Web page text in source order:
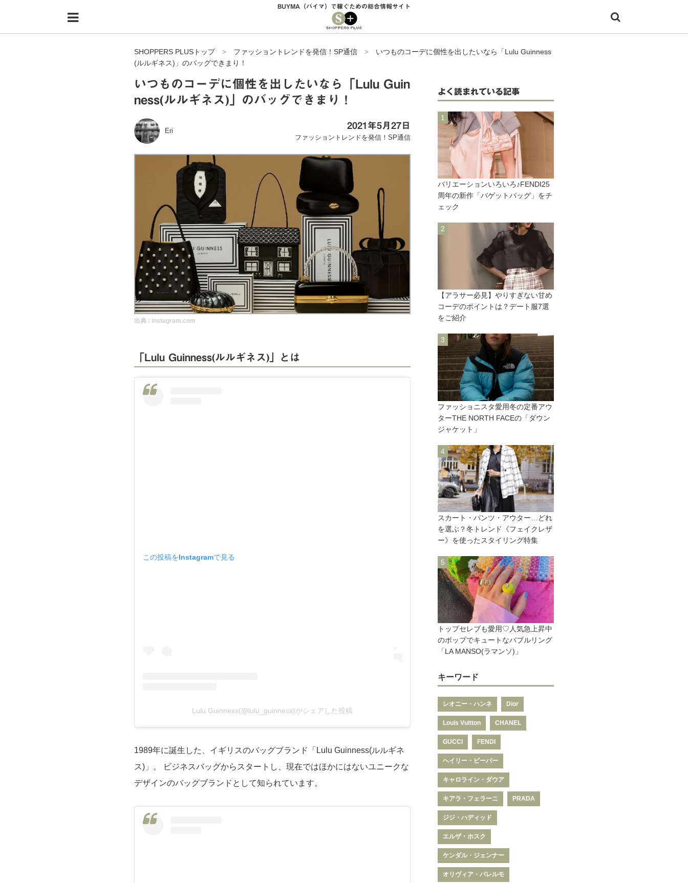
HOME
無在庫で自由気ままに稼ぐ！バイマ実践記
バイマ活動の疑問に売れっ子現役バイヤーが答えてみた
BUYMA（バイマ）で稼ぐための総合情報サイト
SHOPPERS PLUSトップ> ファッショントレンドを発信！SP通信 > いつものコーデに個性を出したいなら「Lulu Guinness
(ルルギネス)」のバッグできまり！
いつものコーデに個性を出したいなら「Lulu Guin
ness(ルルギネス)」のバッグできまり！
Eri
2021年5月27日
ファッショントレンドを発信！SP通信
出典 : instagram.com
「Lulu Guinness(ルルギネス)」とは
この投稿をInstagramで見る
Lulu Guinness(@lulu_guinness)がシェアした投稿
1989年に誕生した、イギリスのバッグブランド「Lulu Guinness(ルルギネ
ス)」。 ビジネスバッグからスタートし、現在ではほかにはないユニークな
デザインのバッグブランドとして知られています。
よく読まれている記事
バリエーションいろいろ♪FENDI25
周年の新作「バゲットバッグ」をチ
ェック
【アラサー必見】やりすぎない甘め
コーデのポイントは？デート服7選
をご紹介
ファッショニスタ愛用冬の定番アウ
ターTHE NORTH FACEの「ダウン
ジャケット」
スカート・パンツ・アウター…どれ
を選ぶ？冬トレンド《フェイクレザ
ー》を使ったスタイリング特集
トップセレブも愛用♡人気急上昇中
のポップでキュートなバブルリング
「LA MANSO(ラマンソ)」
キーワード
レオニー・ハンネ Dior
Louis Vuitton CHANEL
GUCCI FENDI
ヘイリー・ビーバー
キャロライン・ダウア
キアラ・フェラーニ PRADA
ジジ・ハディッド
エルザ・ホスク
ケンダル・ジェンナー
オリヴィア・パレルモ